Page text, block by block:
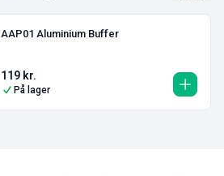
AAP01 Aluminium Buffer
119 kr.
På lager